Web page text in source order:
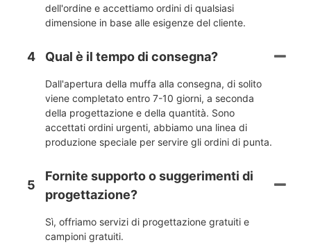
dell'ordine e accettiamo ordini di qualsiasi
dimensione in base alle esigenze del cliente.
4 Qual è il tempo di consegna?
Dall'apertura della muffa alla consegna, di solito
viene completato entro 7-10 giorni, a seconda
della progettazione e della quantità. Sono
accettati ordini urgenti, abbiamo una linea di
produzione speciale per servire gli ordini di punta.
5
Fornite supporto o suggerimenti di
progettazione?
Sì, offriamo servizi di progettazione gratuiti e
campioni gratuiti.